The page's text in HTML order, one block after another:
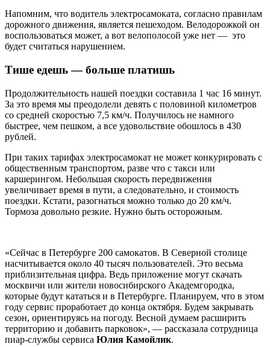
Напомним, что водитель электросамоката, согласно правилам
дорожного движения, является пешеходом. Велодорожкой он
воспользоваться может, а вот велополосой уже нет — это
будет считаться нарушением.
Тише едешь — больше платишь
Продолжительность нашей поездки составила 1 час 16 минут.
За это время мы преодолели девять с половиной километров
со средней скоростью 7,5 км/ч. Получилось не намного
быстрее, чем пешком, а все удовольствие обошлось в 430
рублей.
При таких тарифах электросамокат не может конкурировать с
общественным транспортом, разве что с такси или
каршерингом. Небольшая скорость передвижения
увеличивает время в пути, а следовательно, и стоимость
поездки. Кстати, разогнаться можно только до 20 км/ч.
Тормоза довольно резкие. Нужно быть осторожным.
«Сейчас в Петербурге 200 самокатов. В Северной столице
насчитывается около 40 тысяч пользователей. Это весьма
приблизительная цифра. Ведь приложение могут скачать
москвичи или жители новосибирского Академгородка,
которые будут кататься и в Петербурге. Планируем, что в этом
году сервис проработает до конца октября. Будем закрывать
сезон, ориентируясь на погоду. Весной думаем расширить
территорию и добавить парковок», — рассказала сотрудница
пиар-службы сервиса Юлия Камойлик.